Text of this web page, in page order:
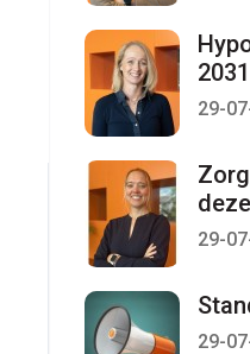
29-
u
29-
29-